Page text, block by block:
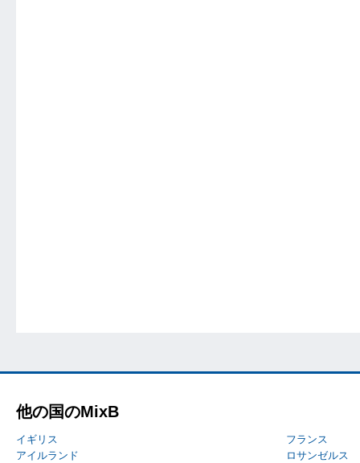
他の国のMixB
イギリス フランス
アイルランド
ロサンゼルス